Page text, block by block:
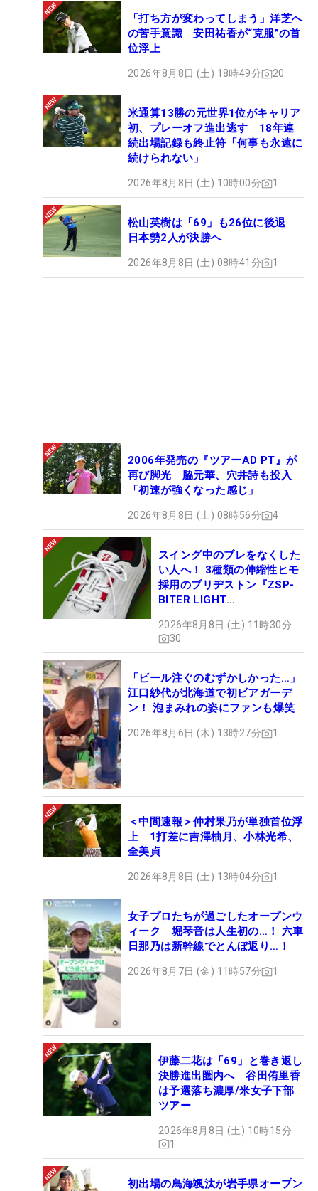
「打ち方が変わってしまう」洋芝へ
の苦手意識 安田祐香が“克服”の首
位浮上
2026年8月8日 (土) 18時49分 20
米通算13勝の元世界1位がキャリア
初、プレーオフ進出逃す 18年連
続出場記録も終止符「何事も永遠に
続けられない」
2026年8月8日 (土) 10時00分 1
松山英樹は「69」も26位に後退
日本勢2人が決勝へ
2026年8月8日 (土) 08時41分 1
2006年発売の『ツアーAD PT』が
再び脚光 脇元華、穴井詩も投入
「初速が強くなった感じ」
2026年8月8日 (土) 08時56分 4
スイング中のブレをなくした
い人へ！ 3種類の伸縮性ヒモ
採用のブリヂストン『ZSP-
BITER LIGHT
ュー
2026年8月8日 (土) 11時30分
30
「ビール注ぐのむずかしかった…」
江口紗代が北海道で初ビアガーデ
ン！ 泡まみれの姿にファンも爆笑
2026年8月6日 (木) 13時27分 1
＜中間速報＞仲村果乃が単独首位浮
上 1打差に吉澤柚月、小林光希、
全美貞
2026年8月8日 (土) 13時04分 1
女子プロたちが過ごしたオープンウ
ィーク 堀琴音は人生初の…！ 六車
日那乃は新幹線でとんぼ返り…！
2026年8月7日 (金) 11時57分 1
伊藤二花は「69」と巻き返し
決勝進出圏内へ 谷田侑里香
は予選落ち濃厚/米女子下部
ツアー
2026年8月8日 (土) 10時15分
1
初出場の鳥海颯汰が岩手県オープン